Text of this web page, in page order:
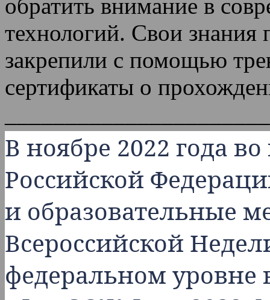
обратить внимание в
технологий. Свои знания
закрепили с помощью
сертификаты о
В ноябре 2022 года
Российской
и образовательные
Всероссийской
федеральном уровне